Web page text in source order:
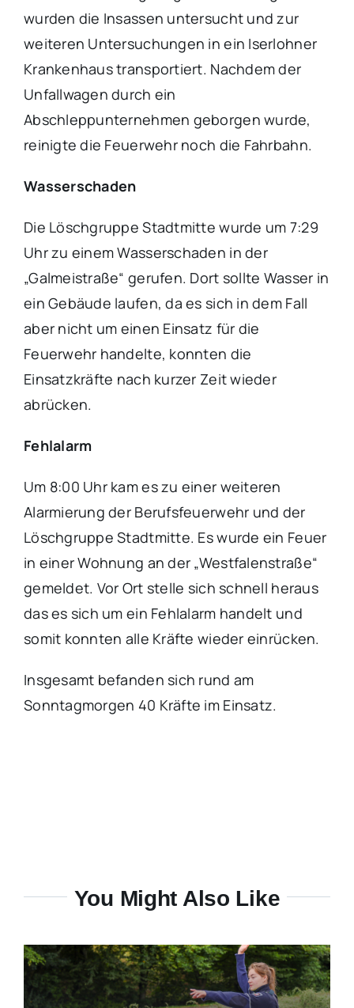
wurden die Insassen untersucht und zur
weiteren Untersuchungen in ein Iserlohner
Krankenhaus transportiert. Nachdem der
Unfallwagen durch ein
Abschleppunternehmen geborgen wurde,
reinigte die Feuerwehr noch die Fahrbahn.
Wasserschaden
Die Löschgruppe Stadtmitte wurde um 7:29
Uhr zu einem Wasserschaden in der
„Galmeistraße“ gerufen. Dort sollte Wasser in
ein Gebäude laufen, da es sich in dem Fall
aber nicht um einen Einsatz für die
Feuerwehr handelte, konnten die
Einsatzkräfte nach kurzer Zeit wieder
abrücken.
Fehlalarm
Um 8:00 Uhr kam es zu einer weiteren
Alarmierung der Berufsfeuerwehr und der
Löschgruppe Stadtmitte. Es wurde ein Feuer
in einer Wohnung an der „Westfalenstraße“
gemeldet. Vor Ort stelle sich schnell heraus
das es sich um ein Fehlalarm handelt und
somit konnten alle Kräfte wieder einrücken.
Insgesamt befanden sich rund am
Sonntagmorgen 40 Kräfte im Einsatz.
You Might Also Like